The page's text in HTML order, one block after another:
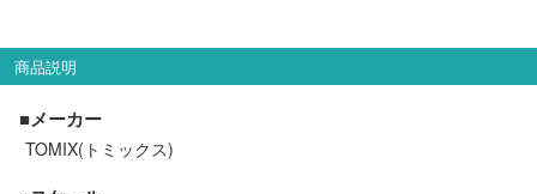
セール品・キャンペーン
セール商品
商品説明
■メーカー
TOMIX(トミックス)